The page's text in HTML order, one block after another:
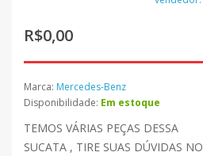
R$0,00
Marca: Mercedes-Benz
Disponibilidade: Em estoque
TEMOS VÁRIAS PEÇAS DESSA
SUCATA , TIRE SUAS DÚVIDAS NO